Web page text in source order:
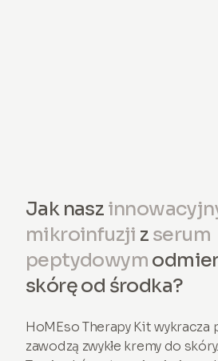
Jak nasz
mikroinfuzji z serum
peptydowym
skórę od środka?
HoMEso Therapy Kit wykracza
zawodzą zwykłe kremy do